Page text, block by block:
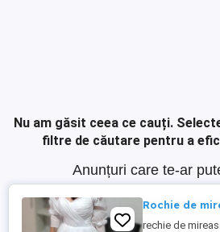
Nu am găsit ceea ce cauți.
filtre de căutare pentru a
Anunțuri care te-ar
Rochie de
rechie de